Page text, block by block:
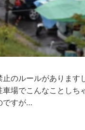
のルールがありますし
場でこんなことしち
ですが…